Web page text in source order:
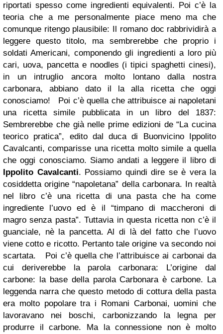
riportati spesso come ingredienti equivalenti. Poi c’è la
teoria che a me personalmente piace meno ma che
comunque ritengo plausibile: Il romano doc rabbrividirà a
leggere questo titolo, ma sembrerebbe che proprio i
soldati Americani, componendo gli ingredienti a loro più
cari, uova, pancetta e noodles (i tipici spaghetti cinesi),
in un intruglio ancora molto lontano dalla nostra
carbonara, abbiano dato il la alla ricetta che oggi
conosciamo! Poi c’è quella che attribuisce ai napoletani
una ricetta simile pubblicata in un libro del 1837:
Sembrerebbe che già nelle prime edizioni de “La cucina
teorico pratica”, edito dal duca di Buonvicino Ippolito
Cavalcanti, comparisse una ricetta molto simile a quella
che oggi conosciamo. Siamo andati a leggere il libro di
Ippolito Cavalcanti. Possiamo quindi dire se è vera la
cosiddetta origine “napoletana” della carbonara. In realtà
nel libro c’è una ricetta di una pasta che ha come
ingrediente l’uovo ed è il “timpano di maccheroni di
magro senza pasta”. Tuttavia in questa ricetta non c’è il
guanciale, nè la pancetta. Al di là del fatto che l’uovo
viene cotto e ricotto. Pertanto tale origine va secondo noi
scartata. Poi c’è quella che l’attribuisce ai carbonai da
cui deriverebbe la parola carbonara: L’origine dal
carbone: la base della parola Carbonara è carbone. La
leggenda narra che questo metodo di cottura della pasta
era molto popolare tra i Romani Carbonai, uomini che
lavoravano nei boschi, carbonizzando la legna per
produrre il carbone. Ma la connessione non è molto